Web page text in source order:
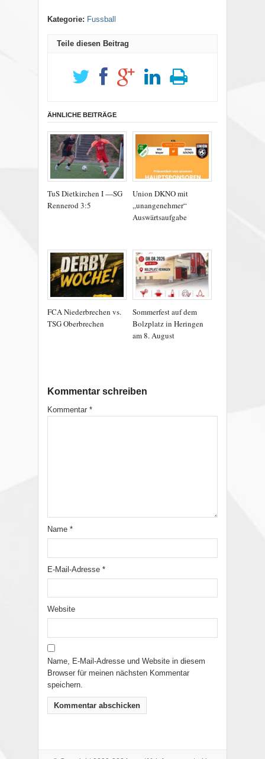
Kategorie: Fussball
Teile diesen Beitrag
ÄHNLICHE BEITRÄGE
TuS Dietkirchen I —SG
Rennerod 3:5
Union DKNO mit
„unangenehmer“
Auswärtsaufgabe
FCA Niederbrechen vs.
TSG Oberbrechen
Sommerfest auf dem
Bolzplatz in Heringen
am 8. August
Kommentar schreiben
Kommentar *
Name *
E-Mail-Adresse *
Website
Name, E-Mail-Adresse und Website in diesem
Browser für meinen nächsten Kommentar
speichern.